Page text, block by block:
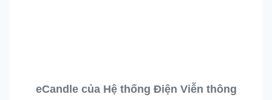
eCandle của Hệ thống Điện Viễn thông